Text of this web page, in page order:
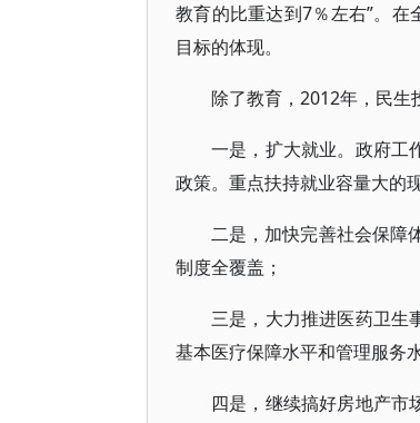
教育的比重达到7％左右”。在
目标的体现。
除了教育，2012年，民生
一是，扩大就业。政府工
政策。重点扶持就业容量大的
二是，加快完善社会保障
制度全覆盖；
三是，大力推进医药卫生
基本医疗保障水平和管理服务
四是，继续搞好房地产市